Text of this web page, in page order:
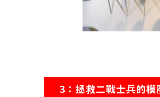
3：拯救二戰士兵的模